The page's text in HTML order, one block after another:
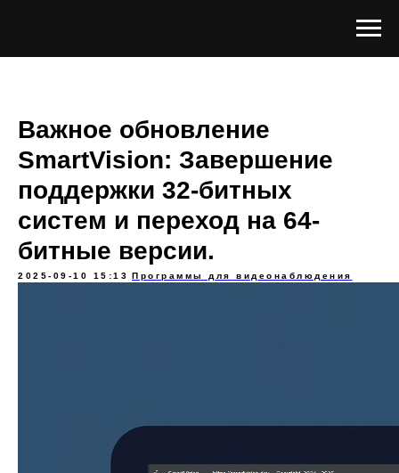
Важное обновление
SmartVision: Завершение
поддержки 32-битных
систем и переход на 64-
битные версии.
2025-09-10 15:13 Программы для видеонаблюдения